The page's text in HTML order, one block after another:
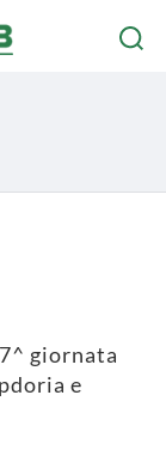
giornata
e